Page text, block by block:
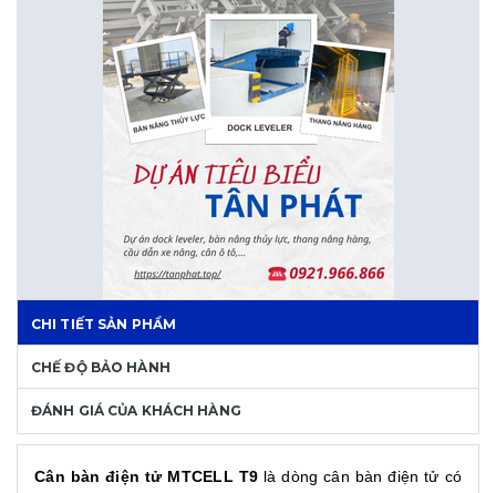
CHI TIẾT SẢN PHẨM
CHẾ ĐỘ BẢO HÀNH
ĐÁNH GIÁ CỦA KHÁCH HÀNG
Cân bàn điện tử MTCELL T9 là dòng cân bàn điện tử có